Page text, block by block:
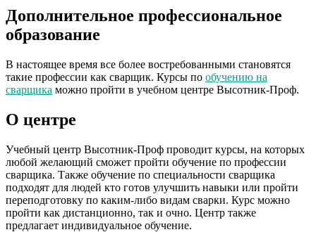
Дополнительное профессиональное
образование
В настоящее время все более востребованными становятся
такие профессии как сварщик. Курсы по обучению на
сварщика можно пройти в учебном центре Высотник-Проф.
О центре
Учебный центр Высотник-Проф проводит курсы, на которых
любой желающий сможет пройти обучение по профессии
сварщика. Также обучение по специальности сварщика
подходят для людей кто готов улучшить навыки или пройти
переподготовку по каким-либо видам сварки. Курс можно
пройти как дистанционно, так и очно. Центр также
предлагает индивидуальное обучение.